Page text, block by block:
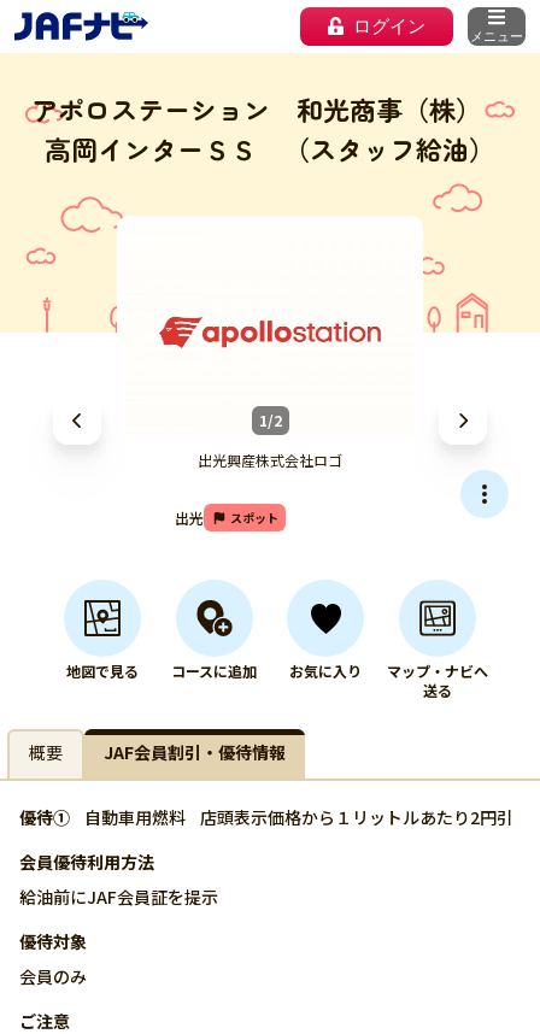
ログイン メニュー
アポロステーション 和光商事（株）
高岡インターＳＳ （スタッフ給油）
1/2
出光興産株式会社ロゴ
出光 スポット
地図で見る コースに追加 お気に入り
マップ・ナビへ
送る
概要 JAF会員割引・優待情報
優待① 自動車用燃料 店頭表示価格から１リットルあたり2円引
会員優待利用方法
給油前にJAF会員証を提示
優待対象
会員のみ
ご注意